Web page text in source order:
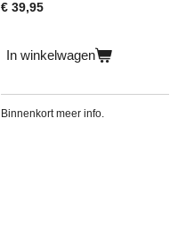
€ 39,95
In winkelwagen
Binnenkort meer info.